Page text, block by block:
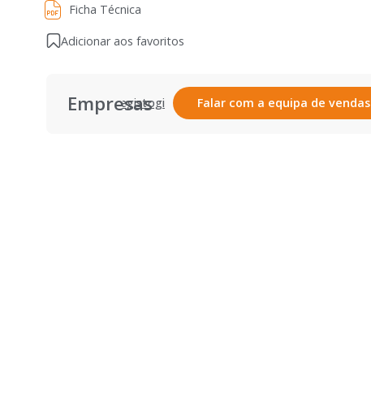
Ficha Técnica
Adicionar aos favoritos
Empresas
Registar
Login Falar com a equipa de vendas